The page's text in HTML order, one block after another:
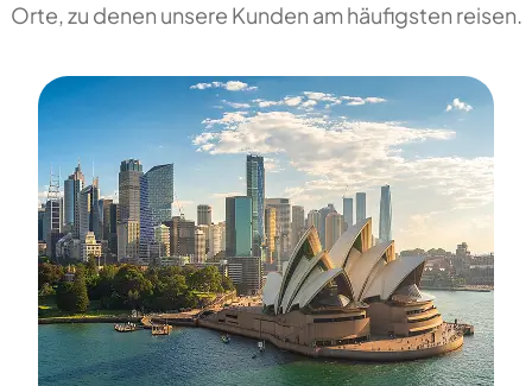
Orte, zu denen unsere Kunden am häufigsten reisen.